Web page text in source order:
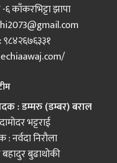
काँकरभिट्टा झापा
९८४२६७६३३१
: डम्मरु (डम्बर) बराल
भट्टराई
नर्वदा निरौला
बुढाथोकी